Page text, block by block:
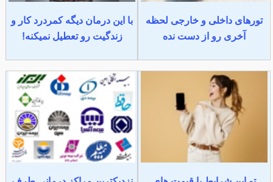
تورهای داخلی و خارجی لحظه
آخری رو از دست نده
با این درمان دیگه کمردرد کار و
زندگیت رو تعطیل نمیکنه!